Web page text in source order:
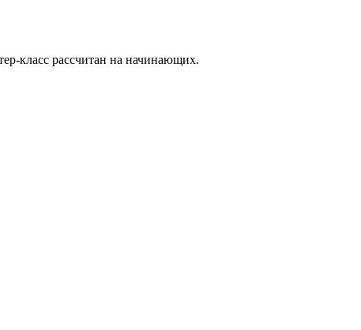
класс рассчитан на начинающих.